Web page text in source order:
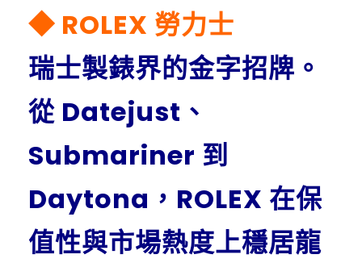
◆ ROLEX 勞力士
瑞士製錶界的金字招牌。
從 Datejust、
Submariner 到
Daytona，ROLEX 在保
值性與市場熱度上穩居龍